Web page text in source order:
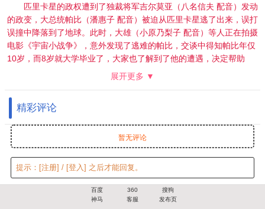
匹里卡星的政权遭到了独裁将军吉尔莫亚（八名信夫 配音）发动
的政变，大总统帕比（潘惠子 配音）被迫从匹里卡星逃了出来，误打
误撞中降落到了地球。此时，大雄（小原乃梨子 配音）等人正在拍摄
电影《宇宙小战争》，意外发现了逃难的帕比，交谈中得知帕比年仅
10岁，而8岁就大学毕业了，大家也了解到了他的遭遇，决定帮助
他，并同他成了好朋友。吉尔莫亚军队通过小型侦察机找到帕比的行
大家，最后向叛军投降了。帕比的爱犬胖胖（三ツ矢雄二 配音）通过
自己的嗅觉找了帕比的位置，可惜来玩了一步，正好遇上了哆啦A梦
等人，大家计划一要救回静香和帕比，一同向皮力卡星出发了，但在
未知的星球里又将会有什么样的冒险等待着他们了……
展开更多 ▼
精彩评论
暂无评论
提示： [注册] / [登入] 之后才能回复。
百度 360
搜狗
神马
客服 发布页